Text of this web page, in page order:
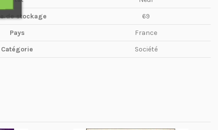
de stockage
69
Pays
France
Catégorie
Société